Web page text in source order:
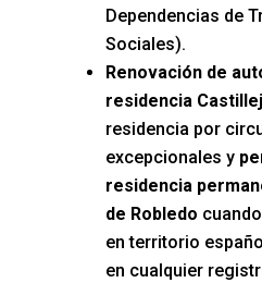
Dependencias de
Sociales).
Renovación de
residencia
residencia por
excepcionales y
residencia
de Robledo
en territorio
en cualquier